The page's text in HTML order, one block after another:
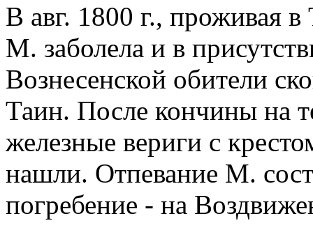
В авг. 1800 г., проживая
М. заболела и в
Вознесенской обители
Таин. После кончины на
железные вериги с
нашли. Отпевание М.
погребение - на